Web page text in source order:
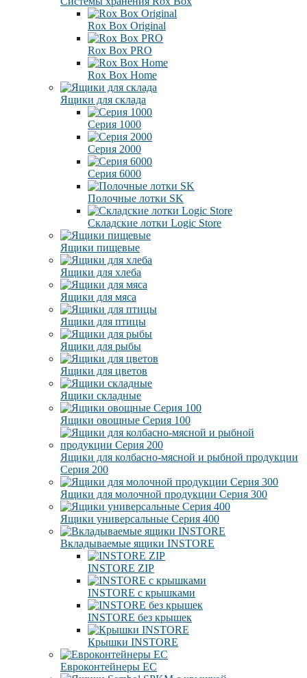
Rox Box Original
Rox Box PRO
Rox Box Home
Ящики для склада
Серия 1000
Серия 2000
Серия 6000
Полочные лотки SK
Складские лотки Logic Store
Ящики пищевые
Ящики для хлеба
Ящики для мяса
Ящики для птицы
Ящики для рыбы
Ящики для цветов
Ящики складные
Ящики овощные Серия 100
Ящики для колбасно-мясной и рыбной продукции
Серия 200
Ящики для молочной продукции Серия 300
Ящики универсальные Серия 400
Вкладываемые ящики INSTORE
INSTORE ZIP
INSTORE с крышками
INSTORE без крышек
Крышки INSTORE
Евроконтейнеры ЕC